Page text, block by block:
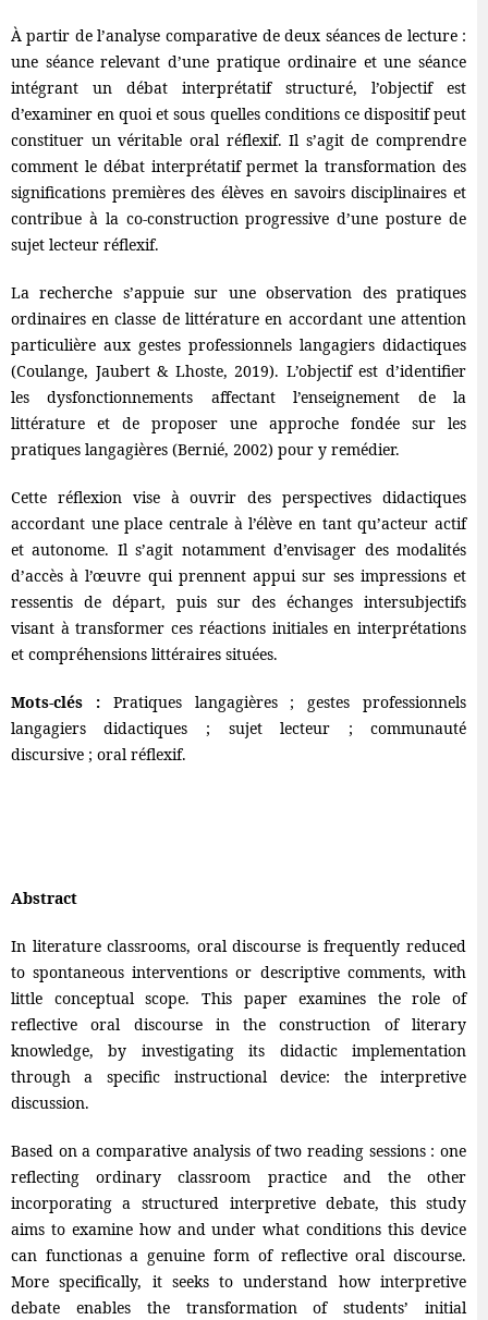
À partir de l’analyse comparative de deux séances de lecture :
une séance relevant d’une pratique ordinaire et une séance
intégrant un débat interprétatif structuré, l’objectif est
d’examiner en quoi et sous quelles conditions ce dispositif peut
constituer un véritable oral réflexif. Il s’agit de comprendre
comment le débat interprétatif permet la transformation des
significations premières des élèves en savoirs disciplinaires et
contribue à la co-construction progressive d’une posture de
sujet lecteur réflexif.
La recherche s’appuie sur une observation des pratiques
ordinaires en classe de littérature en accordant une attention
particulière aux gestes professionnels langagiers didactiques
(Coulange, Jaubert & Lhoste, 2019). L’objectif est d’identifier
les dysfonctionnements affectant l’enseignement de la
littérature et de proposer une approche fondée sur les
pratiques langagières (Bernié, 2002) pour y remédier.
Cette réflexion vise à ouvrir des perspectives didactiques
accordant une place centrale à l’élève en tant qu’acteur actif
et autonome. Il s’agit notamment d’envisager des modalités
d’accès à l’œuvre qui prennent appui sur ses impressions et
ressentis de départ, puis sur des échanges intersubjectifs
visant à transformer ces réactions initiales en interprétations
et compréhensions littéraires situées.
Mots-clés :Pratiques langagières ; gestes professionnels
langagiers didactiques ; sujet lecteur ; communauté
discursive ; oral réflexif.
Abstract
In literature classrooms, oral discourse is frequently reduced
to spontaneous interventions or descriptive comments, with
little conceptual scope. This paper examines the role of
reflective oral discourse in the construction of literary
knowledge, by investigating its didactic implementation
through a specific instructional device: the interpretive
discussion.
Based on a comparative analysis of two reading sessions : one
reflecting ordinary classroom practice and the other
incorporating a structured interpretive debate, this study
aims to examine how and under what conditions this device
can functionas a genuine form of reflective oral discourse.
More specifically, it seeks to understand how interpretive
debate enables the transformation of students’ initial